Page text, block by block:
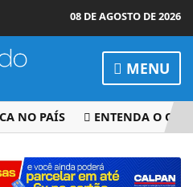
08 DE AGOSTO DE 2026
MENU
NO PAÍS ENTENDA O QUE